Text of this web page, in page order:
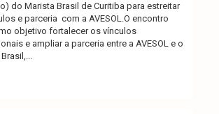
do Marista Brasil de Curitiba para estreitar
e parceria com a AVESOL.O encontro
objetivo fortalecer os vínculos
e ampliar a parceria entre a AVESOL e o